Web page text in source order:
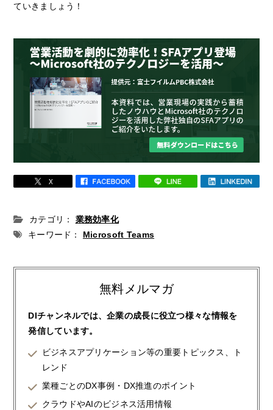
ていきましょう！
カテゴリ：
業務効率化
キーワード：
Microsoft Teams
無料メルマガ
DIチャンネルでは、企業の成長に役立つ様々な情報を
発信しています。
ビジネスアプリケーション等の重要トピックス、ト
レンド
業種ごとのDX事例・DX推進のポイント
クラウドやAIのビジネス活用情報